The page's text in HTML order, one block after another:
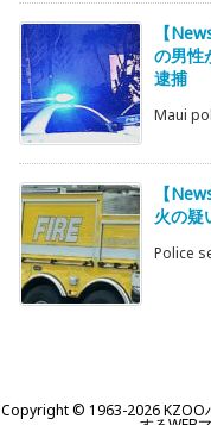
【
の男性
逮捕
Maui
【
火の疑
Police
Copyright © 1963-2026KZOO